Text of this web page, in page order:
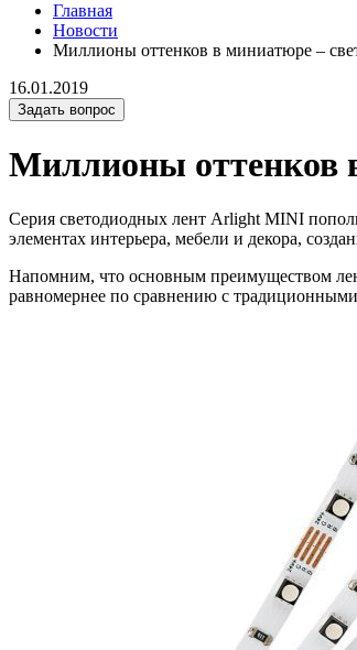
Главная
Новости
Миллионы оттенков в миниатюре –
16.01.2019
Задать вопрос
Миллионы оттенков
Серия светодиодных лент Arlight MINI
элементах интерьера, мебели и декора,
Напомним, что основным преимуществом
равномернее по сравнению с